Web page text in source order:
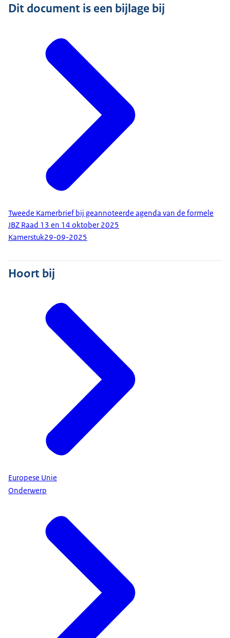
Dit document is een bijlage bij
Tweede Kamerbrief bij geannoteerde agenda van de formele
JBZ Raad 13 en 14 oktober 2025
Kamerstuk29-09-2025
Hoort bij
Europese Unie
Onderwerp